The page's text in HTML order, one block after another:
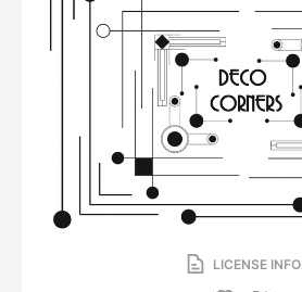
LICENSE INFO